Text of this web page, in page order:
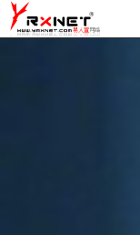
今天: 2026年8月9日星期日